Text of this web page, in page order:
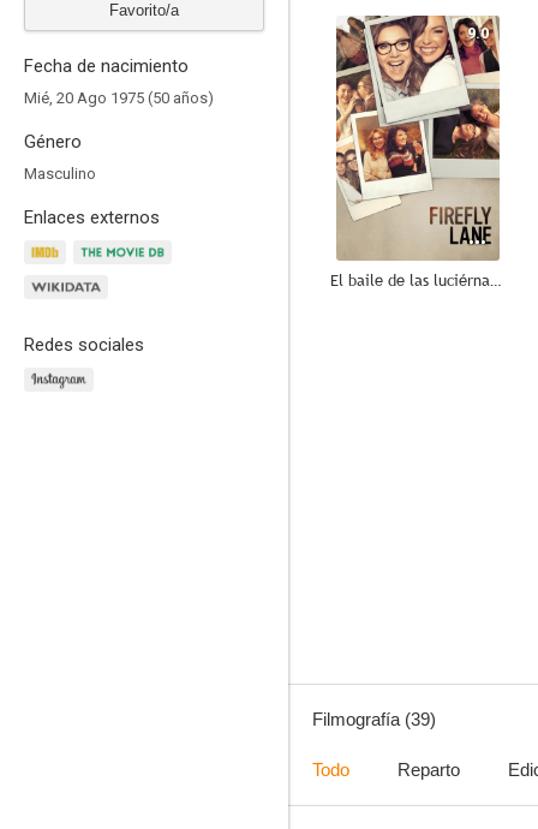
Favorito/a
Fecha de nacimiento
Mié, 20 Ago 1975 (50 años)
Género
Masculino
Enlaces externos
Redes sociales
9.0
El baile de las luciérnagas
Filmografía (39)
Todo Reparto